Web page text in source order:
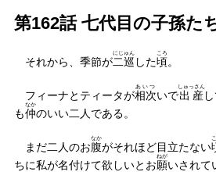
第162話 七代目の子孫た
それから、季節が二巡
にじゅん
した頃
ころ
。
フィーナとティータが相次
あいつ
いで出産
しゅっさん
も仲
なか
のいい二人である。
まだ二人のお腹
なか
がそれほど目立たない
ちに私が名付けて欲しいとお願
ねが
いされて